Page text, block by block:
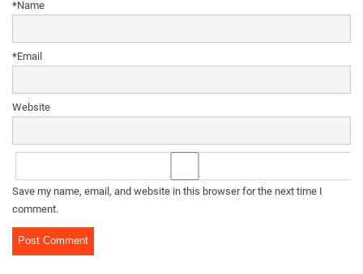
Name
*
Email
*
Website
Save my name, email, and website in this browser for the next time I
comment.